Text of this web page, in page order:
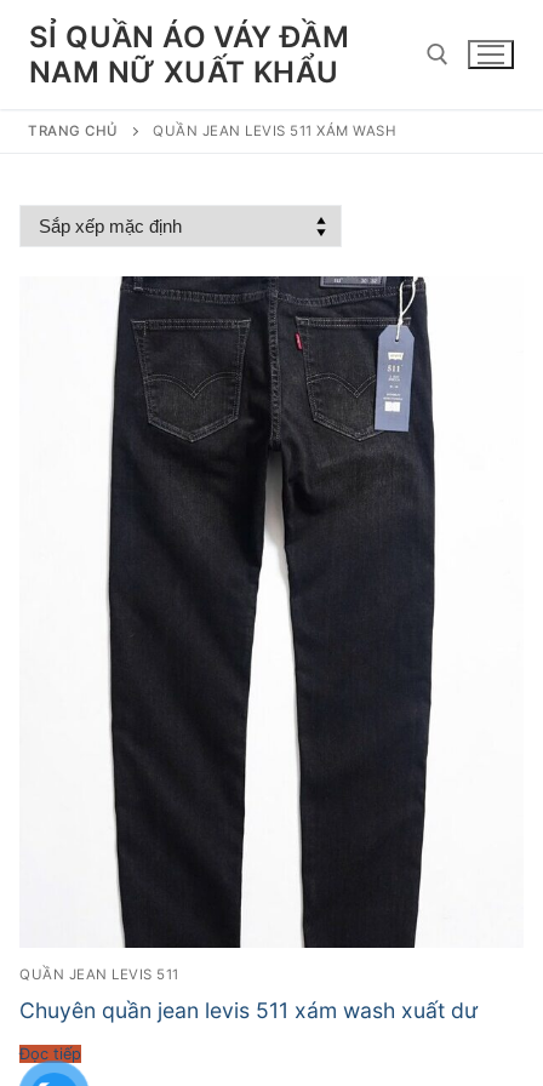
Chuyển
đếnSỈ QUẦN ÁO VÁY ĐẦM
NAM NỮ XUẤT KHẨU
TRANG CHỦ QUẦN JEAN LEVIS 511 XÁM WASH
QUẦN JEAN LEVIS 511
Chuyên quần jean levis 511 xám wash xuất dư
Đọc tiếp